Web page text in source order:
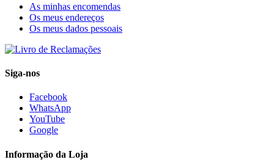
As minhas encomendas
Os meus endereços
Os meus dados pessoais
Siga-nos
Facebook
WhatsApp
YouTube
Google
Informação da Loja